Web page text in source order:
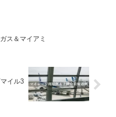
ス＆マイアミ
イル3